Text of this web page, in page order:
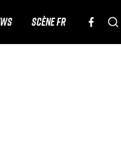
SCÈNE FR